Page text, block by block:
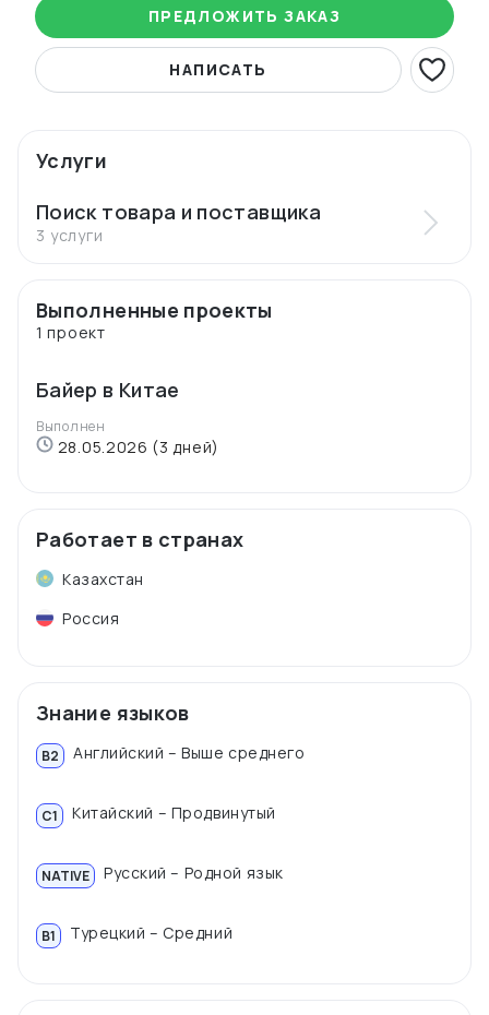
ПРЕДЛОЖИТЬ ЗАКАЗ
НАПИСАТЬ
Услуги
Поиск товара и поставщика
3 услуги
Выполненные проекты
1 проект
Байер в Китае
Выполнен
28.05.2026 (3 дней)
Работает в странах
Казахстан
Россия
Знание языков
B2 Английский – Выше среднего
C1 Китайский – Продвинутый
NATIVE Русский – Родной язык
B1 Турецкий – Средний